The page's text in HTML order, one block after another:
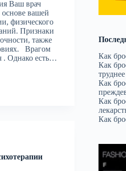
Ваш врач
основе вашей
физического
Признаки
также
Врагом
. Однако есть…
Как
Как
Как
Как
Как